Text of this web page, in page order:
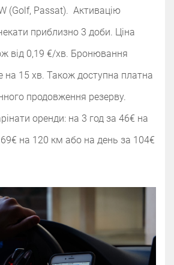
(Golf, Passat). Активацію
приблизно 3 доби. Ціна
від 0,19 €/хв. Бронювання
15 хв. Також доступна платна
продовження резерву.
оренди: на 3 год за 46€ на
на 120 км або на день за 104€